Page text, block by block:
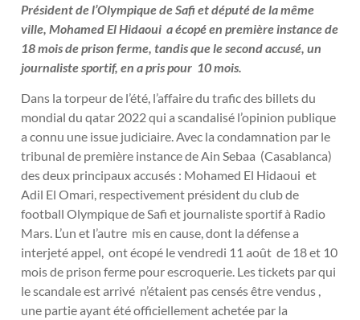
Président de l’Olympique de Safi et député de la même
ville, Mohamed El Hidaoui a écopé en première instance de
18 mois de prison ferme, tandis que le second accusé, un
journaliste sportif, en a pris pour 10 mois.
Dans la torpeur de l’été, l’affaire du trafic des billets du
mondial du qatar 2022 qui a scandalisé l’opinion publique
a connu une issue judiciaire. Avec la condamnation par le
tribunal de première instance de Ain Sebaa (Casablanca)
des deux principaux accusés : Mohamed El Hidaoui et
Adil El Omari, respectivement président du club de
football Olympique de Safi et journaliste sportif à Radio
Mars. L’un et l’autre mis en cause, dont la défense a
interjeté appel, ont écopé le vendredi 11 août de 18 et 10
mois de prison ferme pour escroquerie. Les tickets par qui
le scandale est arrivé n’étaient pas censés être vendus ,
une partie ayant été officiellement achetée par la